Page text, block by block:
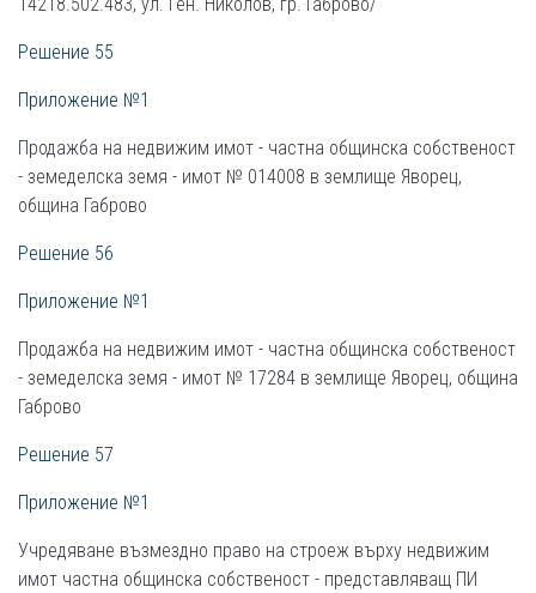
Решение 55
Приложение №1
Продажба на недвижим имот - частна общинска собственост
- земеделска земя - имот № 014008 в землище Яворец,
община Габрово
Решение 56
Приложение №1
Продажба на недвижим имот - частна общинска собственост
- земеделска земя - имот № 17284 в землище Яворец, община
Габрово
Решение 57
Приложение №1
Учредяване възмездно право на строеж върху недвижим
имот частна общинска собственост - представляващ ПИ